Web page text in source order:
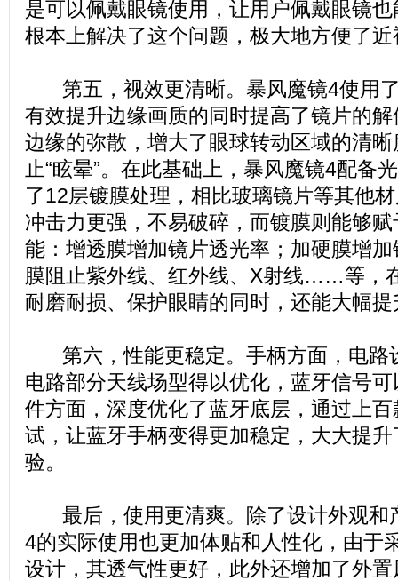
是可以佩戴眼镜使用，让用户佩戴眼镜
根本上解决了这个问题，极大地方便了
第五，视效更清晰。暴风魔镜4使用
有效提升边缘画质的同时提高了镜片的
边缘的弥散，增大了眼球转动区域的清
止“眩晕”。在此基础上，暴风魔镜4配备
了12层镀膜处理，相比玻璃镜片等其他
冲击力更强，不易破碎，而镀膜则能够
能：增透膜增加镜片透光率；加硬膜增
膜阻止紫外线、红外线、X射线……等，
耐磨耐损、保护眼睛的同时，还能大幅
第六，性能更稳定。手柄方面，电路
电路部分天线场型得以优化，蓝牙信号
件方面，深度优化了蓝牙底层，通过上
试，让蓝牙手柄变得更加稳定，大大提
验。
最后，使用更清爽。除了设计外观和
4的实际使用也更加体贴和人性化，由于
设计，其透气性更好，此外还增加了外